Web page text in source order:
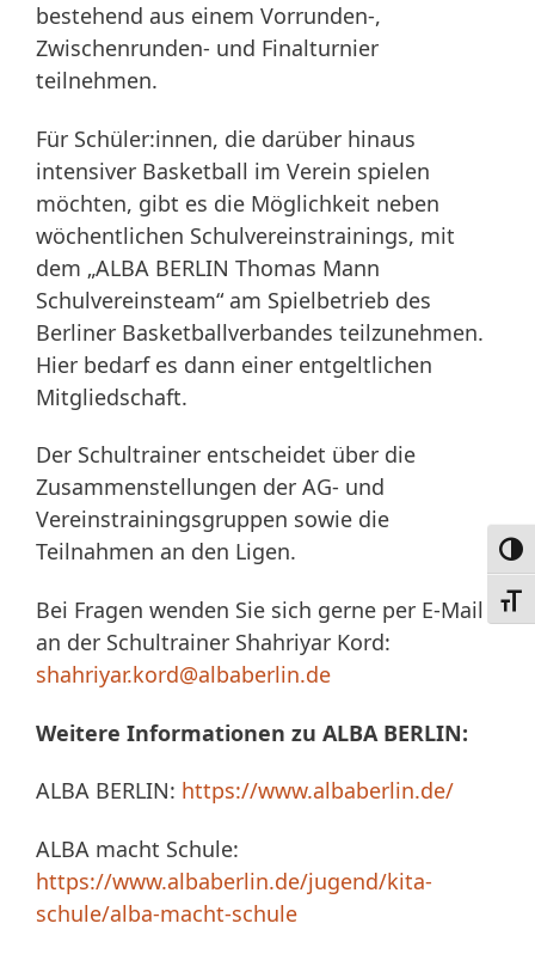
bestehend aus einem Vorrunden-,
Zwischenrunden- und Finalturnier
teilnehmen.
Für Schüler:innen, die darüber hinaus
intensiver Basketball im Verein spielen
möchten, gibt es die Möglichkeit neben
wöchentlichen Schulvereinstrainings, mit
dem „ALBA BERLIN Thomas Mann
Schulvereinsteam“ am Spielbetrieb des
Berliner Basketballverbandes teilzunehmen.
Hier bedarf es dann einer entgeltlichen
Mitgliedschaft.
Der Schultrainer entscheidet über die
Zusammenstellungen der AG- und
Vereinstrainingsgruppen sowie die
Teilnahmen an den Ligen.
Bei Fragen wenden Sie sich gerne per E-Mail
an der Schultrainer Shahriyar Kord:
shahriyar.kord@albaberlin.de
Weitere Informationen zu ALBA BERLIN:
ALBA BERLIN: https://www.albaberlin.de/
ALBA macht Schule:
https://www.albaberlin.de/jugend/kita-
schule/alba-macht-schule